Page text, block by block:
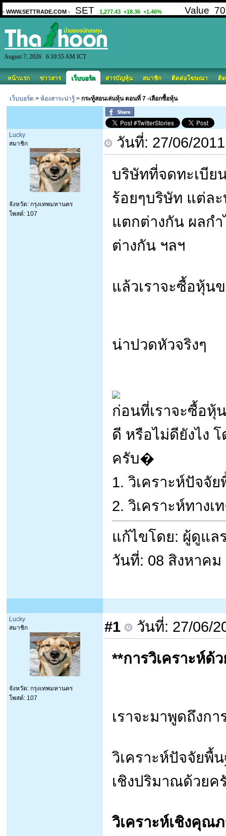
August 7, 2026 6:10:55 AM ICT
หน้าแรก ข่าวสาร เว็บบอร์ด สารบัญหุ้น สมาชิก ติดต่อโฆษณา ติ
เว็บบอร์ด > ห้องสาระน่ารู้ > กระทู้สอนเล่นหุ้น ตอนที่ 7 -เลือกซื้อหุ้น
Lucky
สมาชิก
จังหวัด: กรุงเทพมหานคร
โพสต์: 107
วันที่: 27/06/
บริษัทที่จดทะเบีย
ร้อยๆบริษัท แต่ล
แตกต่างกัน ผลก
ต่างกัน ฯลฯ
แล้วเราจะซื้อหุ้น
น่าปวดหัวจริงๆ
ก่อนที่เราจะซื้อหุ้
ดี หรือไม่ดียังไง
ครับ�
1. วิเคราะห์ปัจจั
2. วิเคราะห์ทางเ
แก้ไขโดย: ผู้ดูแล
วันที่: 08 สิงหาคม
Lucky
สมาชิก
จังหวัด: กรุงเทพมหานคร
โพสต์: 107
#1
วันที่: 27/06/
**การวิเคราะห์ด้
เราจะมาพูดถึงก
วิเคราะห์ปัจจัยพื้
เชิงปริมาณด้วยค
วิเคราะห์เชิงคุณ